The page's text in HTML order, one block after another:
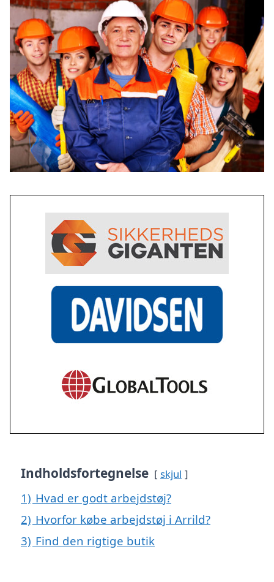
Indholdsfortegnelse skjul
1) Hvad er godt arbejdstøj?
2) Hvorfor købe arbejdstøj i Arrild?
3) Find den rigtige butik